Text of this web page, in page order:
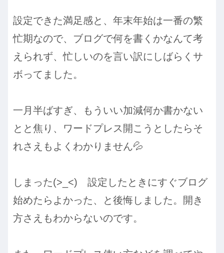
設定できた満足感と、年末年始は一番の繁
忙期なので、ブログで何を書くかなんて考
えられず、忙しいのを言い訳にしばらくサ
ボってました。
一月半ばすぎ、もういい加減何か書かない
とと焦り、ワードプレス開こうとしたらそ
れさえもよくわかりません💦
しまった(>_<) 設定したときにすぐブログ
始めたらよかった、と後悔しました。開き
方さえもわからないのです。